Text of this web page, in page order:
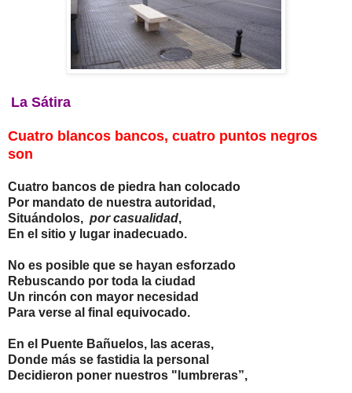
La Sátira
Cuatro blancos bancos, cuatro puntos negros
son
Cuatro bancos de piedra han colocado
Por mandato de nuestra autoridad,
Situándolos, por casualidad,
En el sitio y lugar inadecuado.
No es posible que se hayan esforzado
Rebuscando por toda la ciudad
Un rincón con mayor necesidad
Para verse al final equivocado.
En el Puente Bañuelos, las aceras,
Donde más se fastidia la personal
Decidieron poner nuestros "lumbreras”,